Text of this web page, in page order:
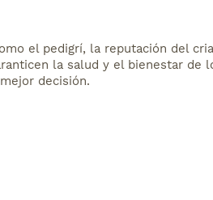
el pedigrí, la reputación del
la salud y el bienestar de
decisión.